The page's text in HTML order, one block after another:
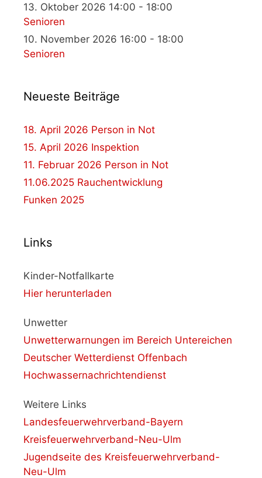
13. Oktober 2026 14:00 - 18:00
Senioren
10. November 2026 16:00 - 18:00
Senioren
Neueste Beiträge
18. April 2026 Person in Not
15. April 2026 Inspektion
11. Februar 2026 Person in Not
11.06.2025 Rauchentwicklung
Funken 2025
Links
Kinder-Notfallkarte
Hier herunterladen
Unwetter
Unwetterwarnungen im Bereich Untereichen
Deutscher Wetterdienst Offenbach
Hochwassernachrichtendienst
Weitere Links
Landesfeuerwehrverband-Bayern
Kreisfeuerwehrverband-Neu-Ulm
Jugendseite des Kreisfeuerwehrverband-
Neu-Ulm